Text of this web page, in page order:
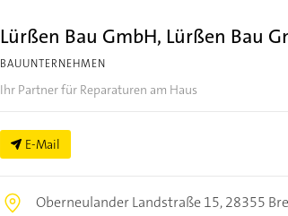
Lürßen Bau GmbH, Lürßen Bau
BAUUNTERNEHMEN
Ihr Partner für Reparaturen am Haus
E-Mail
Oberneulander Landstraße 15,28355